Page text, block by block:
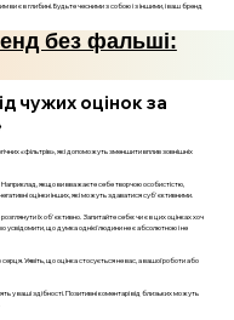
є в глибині. Будьте чесними з собою і з іншими, і ваш бренд
без фальші:
чужих оцінок за
«фільтрів», які допоможуть зменшити вплив зовнішніх
якщо ви вважаєте себе творчою особистістю,
оцінки інших, які можуть здаватися суб'єктивними.
їх об'єктивно. Запитайте себе: чи є в цих оцінках хоч
усвідомити, що думка однієї людини не є абсолютною і не
Уявіть, що оцінка стосується не вас, а вашої роботи або
у ваші здібності. Позитивні коментарі від близьких можуть